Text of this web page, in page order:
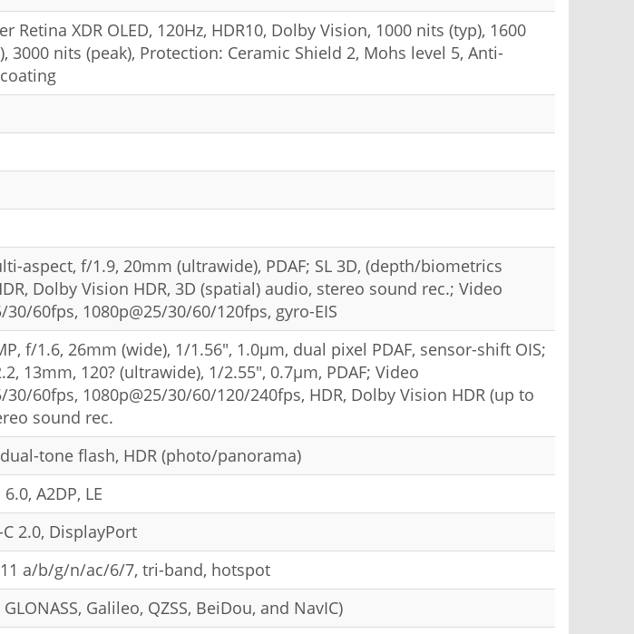
Retina XDR OLED, 120Hz, HDR10, Dolby Vision, 1000 nits (typ), 1600
3000 nits (peak), Protection: Ceramic Shield 2, Mohs level 5, Anti-
aspect, f/1.9, 20mm (ultrawide), PDAF; SL 3D, (depth/biometrics
Dolby Vision HDR, 3D (spatial) audio, stereo sound rec.; Video
30/60fps, 1080p@25/30/60/120fps, gyro-EIS
f/1.6, 26mm (wide), 1/1.56", 1.0µm, dual pixel PDAF, sensor-shift OIS;
13mm, 120? (ultrawide), 1/2.55", 0.7µm, PDAF; Video
30/60fps, 1080p@25/30/60/120/240fps, HDR, Dolby Vision HDR (up to
sound rec.
tone flash, HDR (photo/panorama)
A2DP, LE
C 2.0, DisplayPort
a/b/g/n/ac/6/7, tri-band, hotspot
GLONASS, Galileo, QZSS, BeiDou, and NavIC)